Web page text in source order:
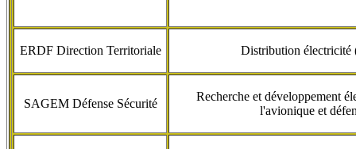
ERDF Direction Territoriale Distribution électricité
SAGEM Défense Sécurité
Recherche et développement
l'avionique et